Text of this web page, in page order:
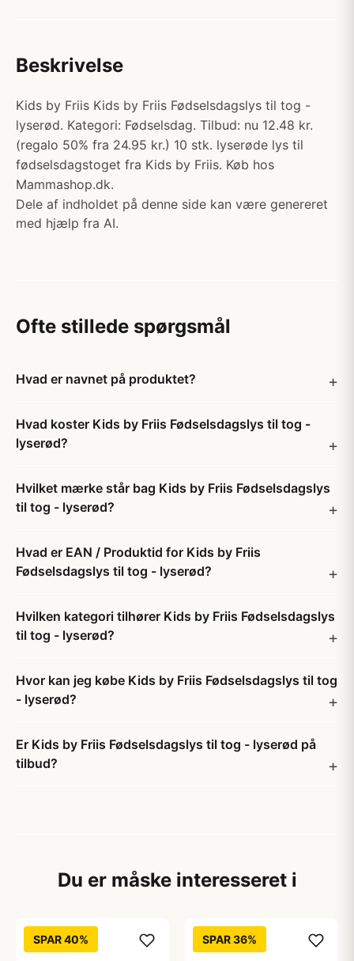
Beskrivelse
Kids by Friis Kids by Friis Fødselsdagslys til tog -
lyserød. Kategori: Fødselsdag. Tilbud: nu 12.48 kr.
(regalo 50% fra 24.95 kr.) 10 stk. lyserøde lys til
fødselsdagstoget fra Kids by Friis. Køb hos
Mammashop.dk.
Dele af indholdet på denne side kan være genereret
med hjælp fra AI.
Ofte stillede spørgsmål
Hvad er navnet på produktet?
Hvad koster Kids by Friis Fødselsdagslys til tog -
lyserød?
Hvilket mærke står bag Kids by Friis Fødselsdagslys
til tog - lyserød?
Hvad er EAN / Produktid for Kids by Friis
Fødselsdagslys til tog - lyserød?
Hvilken kategori tilhører Kids by Friis Fødselsdagslys
til tog - lyserød?
Hvor kan jeg købe Kids by Friis Fødselsdagslys til tog
- lyserød?
Er Kids by Friis Fødselsdagslys til tog - lyserød på
tilbud?
Du er måske interesseret i
SPAR 40% SPAR 36%